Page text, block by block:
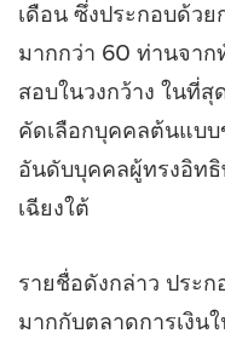
เดือน ซึ่งประกอบด้ว
มากกว่า 60 ท่านจาก
สอบในวงกว้าง ในที่
คัดเลือกบุคคลต้นแบ
อันดับบุคคลผู้ทรงอิท
เฉียงใต้
รายชื่อดังกล่าว ประ
มากกับตลาดการเงิน